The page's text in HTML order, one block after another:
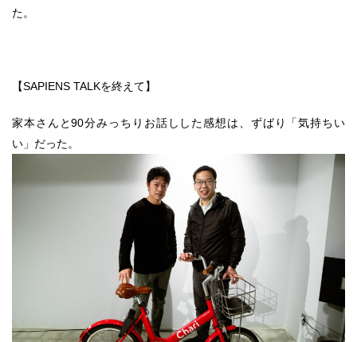
た。
【SAPIENS TALKを終えて】
家本さんと90分みっちりお話しした感想は、ずばり「気持ちい
い」だった。